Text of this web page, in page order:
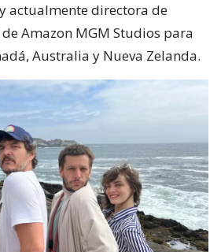
actualmente directora de
Amazon MGM Studios para
Australia y Nueva Zelanda.